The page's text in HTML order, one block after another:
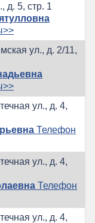
д. 5, стр. 1
ул., д. 2/11,
ул., д. 4,
Телефон
ул., д. 4,
Телефон
ул., д. 4,